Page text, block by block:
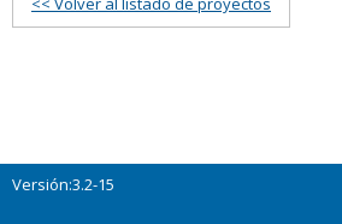
Versión:3.2-15